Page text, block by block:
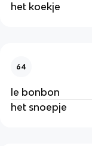
het koekje
64
le bonbon
het snoepje